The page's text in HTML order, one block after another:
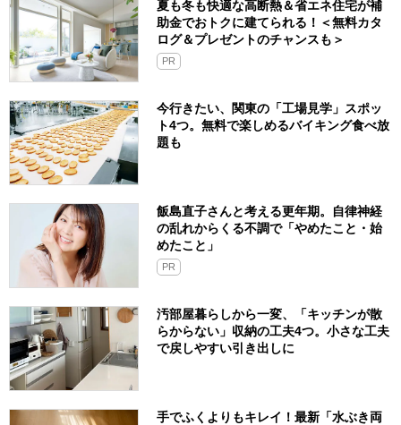
夏も冬も快適な高断熱＆省エネ住宅が補
助金でおトクに建てられる！＜無料カタ
ログ＆プレゼントのチャンスも＞
PR
今行きたい、関東の「工場見学」スポッ
ト4つ。無料で楽しめるバイキング食べ放
題も
飯島直子さんと考える更年期。自律神経
の乱れからくる不調で「やめたこと・始
めたこと」
PR
汚部屋暮らしから一変、「キッチンが散
らからない」収納の工夫4つ。小さな工夫
で戻しやすい引き出しに
手でふくよりもキレイ！最新「水ぶき両